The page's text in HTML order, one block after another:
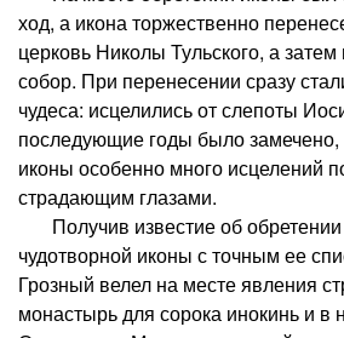
ход, а икона торжественно
церковь Николы Тульского, а
собор. При перенесении сразу
чудеса: исцелились от слепоты
последующие годы было замечено,
иконы особенно много исцелений
страдающим глазами.
Получив известие об обретении
чудотворной иконы с точным ее
Грозный велел на месте явления
монастырь для сорока инокинь и в